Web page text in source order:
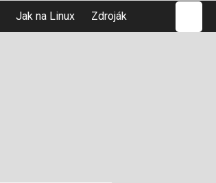
Jak na Linux Zdroják